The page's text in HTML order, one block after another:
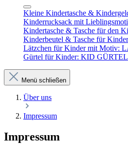
Kleine Kindertasche &
Kinderrucksack mit
Kindertasche & Tasche für den
Kinderbeutel & Tasche für
Lätzchen für Kinder mit Motiv:
Gürtel für Kinder: KID GÜRTEL
Menü schließen
Über uns
Impressum
Impressum